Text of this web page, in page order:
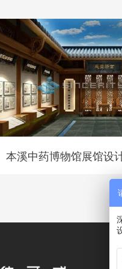
徽州改革30年主题展厅设